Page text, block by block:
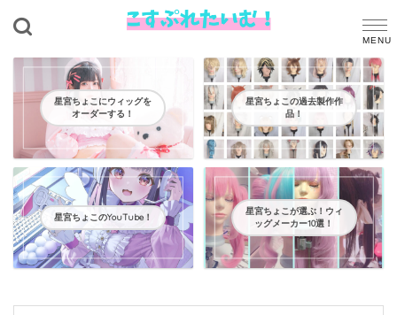
星宮ちょこにウィッグを
オーダーする！
星宮ちょこの過去製作作
品！
星宮ちょこのYouTube！
星宮ちょこが選ぶ！ウィ
ッグメーカー10選！